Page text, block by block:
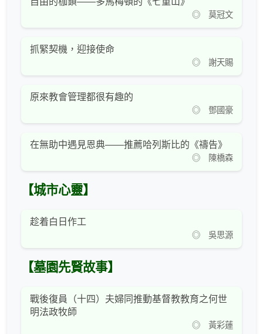
◎ 莫冠文
抓緊契機，迎接使命
◎ 謝天賜
原來教會管理都很有趣的
◎ 鄧國豪
在無助中遇見恩典——推薦哈列斯比的《禱告》
◎ 陳橋森
【城市心靈】
趁着白日作工
◎ 吳思源
【墓園先賢故事】
戰後復員（十四）夫婦同推動基督教教育之何世
明法政牧師
◎ 黃彩蓮